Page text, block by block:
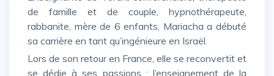
de famille et de couple, hypnothérapeute,
rabbanite, mère de 6 enfants, Mariacha a débuté
sa carrière en tant qu’ingénieure en Israël.
Lors de son retour en France, elle se reconvertit et
se dédie à ses passions : l’enseignement de la